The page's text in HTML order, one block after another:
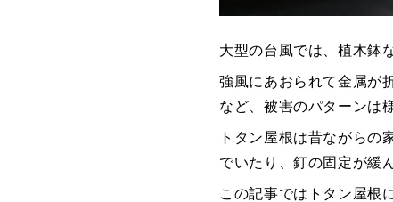
大型の台風では、植木鉢
強風にあおられて金属が
など、被害のパターンは
トタン屋根は昔ながらの
でいたり、釘の固定が緩
この記事ではトタン屋根